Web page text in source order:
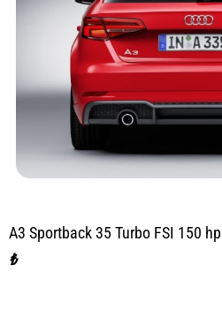
A3 Sportback 35 Turbo FSI 150
₺